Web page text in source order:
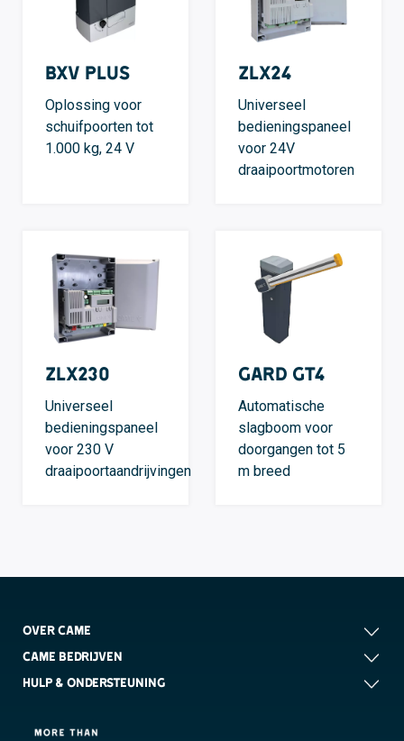
BXV PLUS
Oplossing voor
schuifpoorten tot
1.000 kg, 24 V
ZLX24
Universeel
bedieningspaneel
voor 24V
draaipoortmotoren
ZLX230
Universeel
bedieningspaneel
voor 230 V
draaipoortaandrijvingen
GARD GT4
Automatische
slagboom voor
doorgangen tot 5
m breed
OVER CAME
CAME BEDRIJVEN
HULP & ONDERSTEUNING